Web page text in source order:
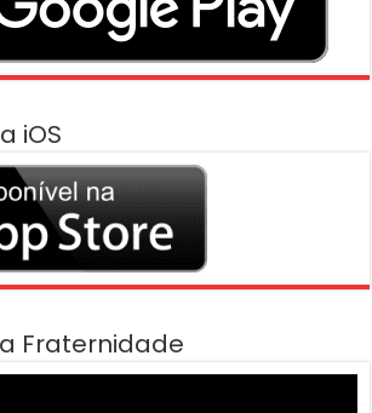
iOS
Fraternidade